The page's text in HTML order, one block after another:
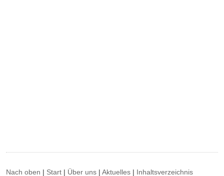
Nach oben | Start | Über uns |Aktuelles | Inhaltsverzeichnis